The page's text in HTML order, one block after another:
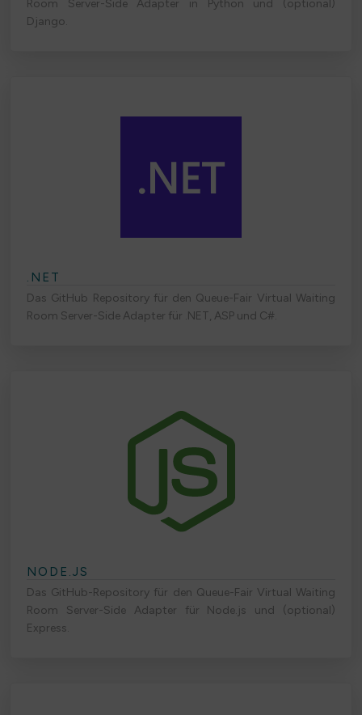
Room Server-Side Adapter in Python und (optional)
Django.
.NET
Das GitHub Repository für den Queue-Fair Virtual Waiting
Room Server-Side Adapter für .NET, ASP und C#.
NODE.JS
Das GitHub-Repository für den Queue-Fair Virtual Waiting
Room Server-Side Adapter für Node.js und (optional)
Express.